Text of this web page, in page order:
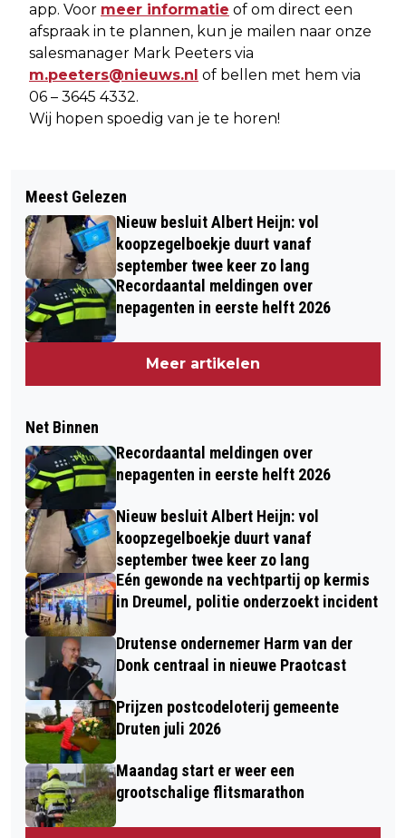
app. Voor meer informatie of om direct een
afspraak in te plannen, kun je mailen naar onze
salesmanager Mark Peeters via
m.peeters@nieuws.nl of bellen met hem via
06 – 3645 4332.
Wij hopen spoedig van je te horen!
Meest Gelezen
Nieuw besluit Albert Heijn: vol
koopzegelboekje duurt vanaf
september twee keer zo lang
Recordaantal meldingen over
nepagenten in eerste helft 2026
Meer artikelen
Net Binnen
Recordaantal meldingen over
nepagenten in eerste helft 2026
Nieuw besluit Albert Heijn: vol
koopzegelboekje duurt vanaf
september twee keer zo lang
Eén gewonde na vechtpartij op kermis
in Dreumel, politie onderzoekt incident
Drutense ondernemer Harm van der
Donk centraal in nieuwe Praotcast
Prijzen postcodeloterij gemeente
Druten juli 2026
Maandag start er weer een
grootschalige flitsmarathon